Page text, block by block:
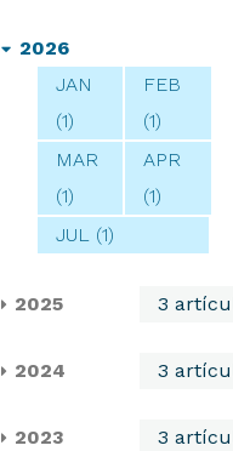
2026
JAN
(1)
FEB
(1)
MAR
(1)
APR
(1)
JUL (1)
2025 3
2024 3
2023 3